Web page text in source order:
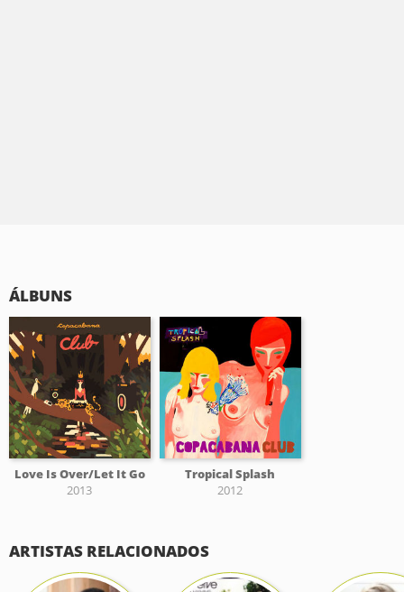
ÁLBUNS
Love Is Over/Let It Go
2013
Tropical Splash
2012
ARTISTAS RELACIONADOS